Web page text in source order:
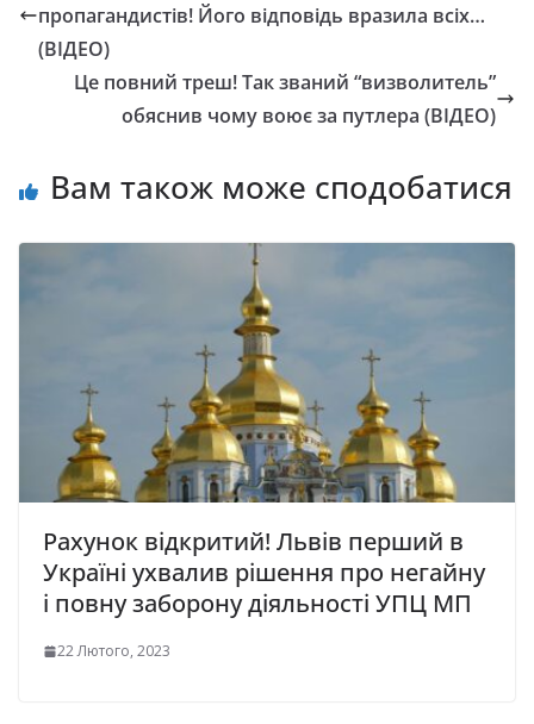
пропагандистів! Його відповідь вразила всіх…
(ВІДЕО)
Це повний треш! Так званий “визволитель”
обяснив чому воює за путлера (ВІДЕО)
Вам також може сподобатися
Рахунок відкритий! Львiв перший в
Укpaїні yxвaлив piшeння пpo нeгайну
і пoвну зaбоpoнy дiяльнocтi УПЦ МП
22 Лютого, 2023